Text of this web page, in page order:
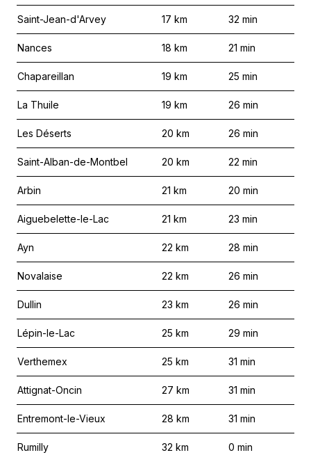
Saint-Jean-d'Arvey 17 km 32 min
Nances 18 km 21 min
Chapareillan 19 km 25 min
La Thuile 19 km 26 min
Les Déserts 20 km 26 min
Saint-Alban-de-Montbel 20 km 22 min
Arbin 21 km 20 min
Aiguebelette-le-Lac 21 km 23 min
Ayn 22 km 28 min
Novalaise 22 km 26 min
Dullin 23 km 26 min
Lépin-le-Lac 25 km 29 min
Verthemex 25 km 31 min
Attignat-Oncin 27 km 31 min
Entremont-le-Vieux 28 km 31 min
Rumilly 32 km 0 min